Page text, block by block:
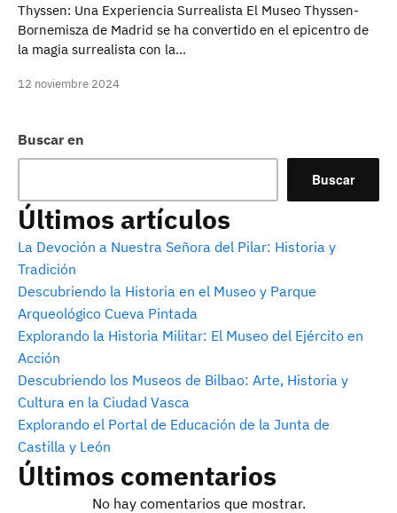
Buscar en
Buscar
Últimos artículos
La Devoción a Nuestra Señora del Pilar: Historia y
Tradición
Descubriendo la Historia en el Museo y Parque
Arqueológico Cueva Pintada
Explorando la Historia Militar: El Museo del Ejército en
Acción
Descubriendo los Museos de Bilbao: Arte, Historia y
Cultura en la Ciudad Vasca
Explorando el Portal de Educación de la Junta de
Castilla y León
Últimos comentarios
No hay comentarios que mostrar.
Thyssen: Una Experiencia Surrealista El Museo Thyssen-
Bornemisza de Madrid se ha convertido en el epicentro de
la magia surrealista con la…
12 noviembre 2024